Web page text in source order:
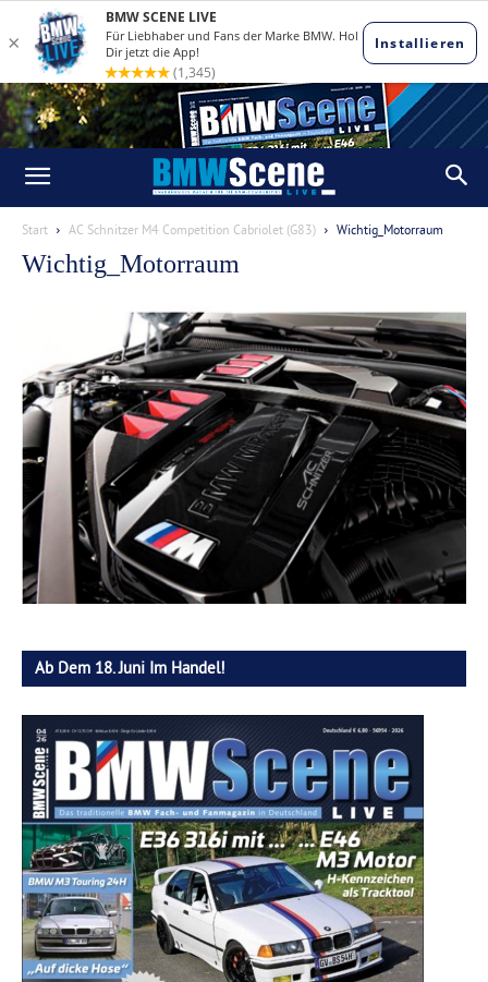
Start AC Schnitzer M4 Competition Cabriolet (G83) Wichtig_Motorraum
Wichtig_Motorraum
Ab Dem 18. Juni Im Handel!